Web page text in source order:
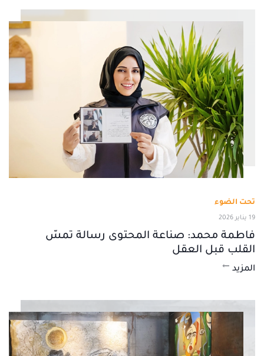
تحت الضوء
19 يناير 2026
فاطمة محمد: صناعة المحتوى رسالة تمسّ
القلب قبل العقل
المزيد